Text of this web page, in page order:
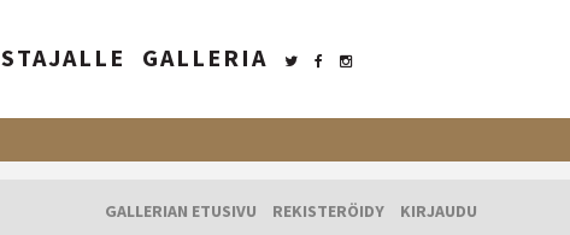
GALLERIA
GALLERIAN ETUSIVU REKISTERÖIDY
KIRJAUDU